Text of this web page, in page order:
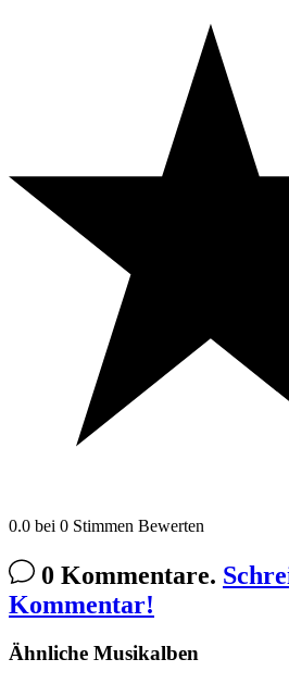
0.0 bei 0 Stimmen Bewerten
0 Kommentare.
Kommentar!
Ähnliche Musikalben